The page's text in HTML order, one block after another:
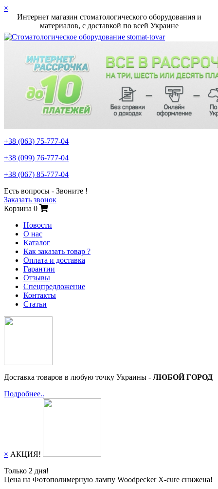
×
Интернет магазин стоматологического оборудования и
материалов, c доставкой по всей Украине
+38 (063) 75-777-04
+38 (099) 76-777-04
+38 (067) 85-777-04
Есть вопросы - Звоните !
Заказать звонок
Корзина 0
Новости
О нас
Каталог
Как заказать товар ?
Оплата и доставка
Гарантии
Отзывы
Спецпредложение
Контакты
Статьи
Доставка товаров в любую точку Украины - ЛЮБОЙ ГОРОД
Подробнее..
× АКЦИЯ!
Только 2 дня!
Цена на Фотополимерную лампу Woodpecker X-cure снижена!